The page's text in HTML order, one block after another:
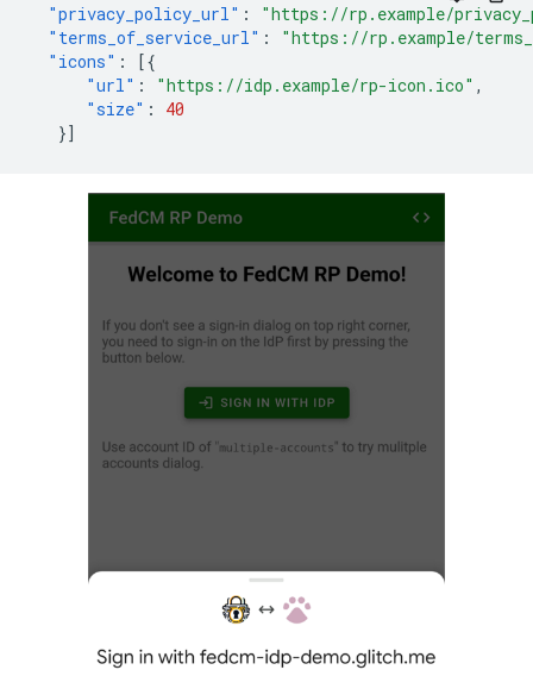
"privacy_policy_url" :
"https://rp.example/
"terms_of_service_url" :
"https://rp.example/
"icons" :
[{
"url" : "https://idp.example/rp-icon.ico" ,
"size" :
40
}]